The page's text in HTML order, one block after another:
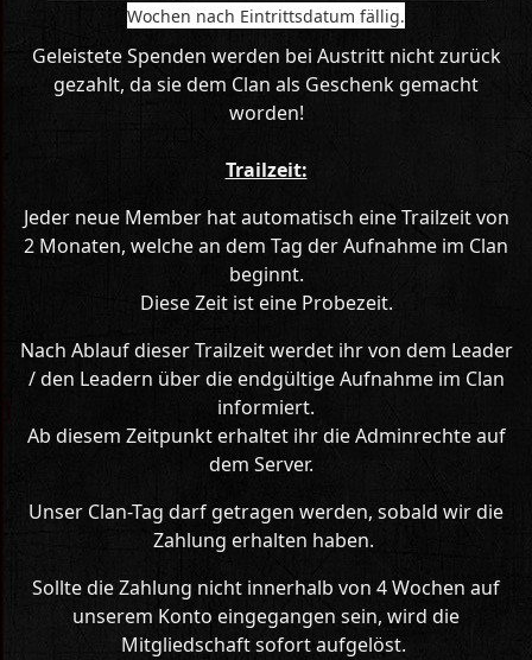
Wochen nach Eintrittsdatum fällig.
Geleistete Spenden werden bei Austritt nicht zurück
gezahlt, da sie dem Clan als Geschenk gemacht
worden!
Trailzeit:
Jeder neue Member hat automatisch eine Trailzeit von
2 Monaten, welche an dem Tag der Aufnahme im Clan
beginnt.
Diese Zeit ist eine Probezeit.
Nach Ablauf dieser Trailzeit werdet ihr von dem Leader
/ den Leadern über die endgültige Aufnahme im Clan
informiert.
Ab diesem Zeitpunkt erhaltet ihr die Adminrechte auf
dem Server.
Unser Clan-Tag darf getragen werden, sobald wir die
Zahlung erhalten haben.
Sollte die Zahlung nicht innerhalb von 4 Wochen auf
unserem Konto eingegangen sein, wird die
Mitgliedschaft sofort aufgelöst.